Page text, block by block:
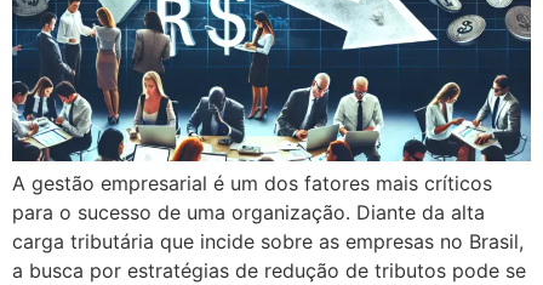
A gestão empresarial é um dos fatores mais críticos
para o sucesso de uma organização. Diante da alta
carga tributária que incide sobre as empresas no Brasil,
a busca por estratégias de redução de tributos pode se